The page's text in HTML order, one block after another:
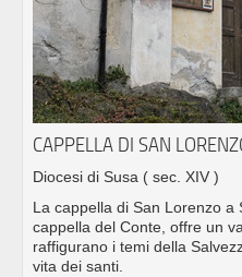
CAPPELLA DI SAN
Diocesi di Susa ( sec. XIV )
La cappella di San Lorenzo a
cappella del Conte, offre un
raffigurano i temi della
vita dei santi.